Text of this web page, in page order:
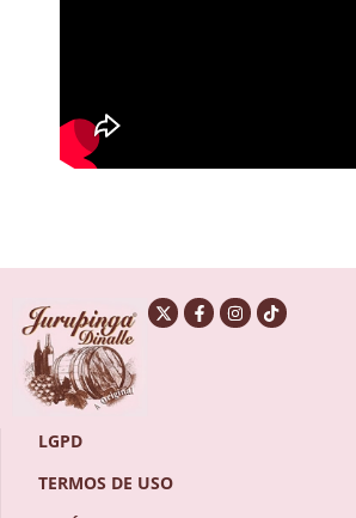
LGPD
TERMOS DE USO